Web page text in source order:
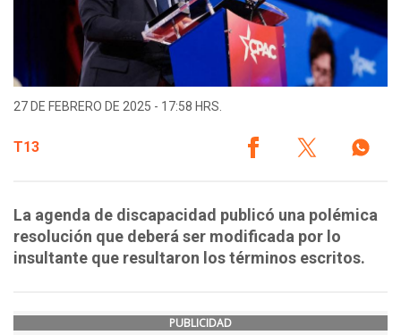
27 DE FEBRERO DE 2025 - 17:58 HRS.
T13
La agenda de discapacidad publicó una polémica
resolución que deberá ser modificada por lo
insultante que resultaron los términos escritos.
PUBLICIDAD